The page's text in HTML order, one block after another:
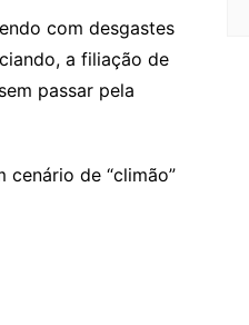
com desgastes
a filiação de
passar pela
de “climão”